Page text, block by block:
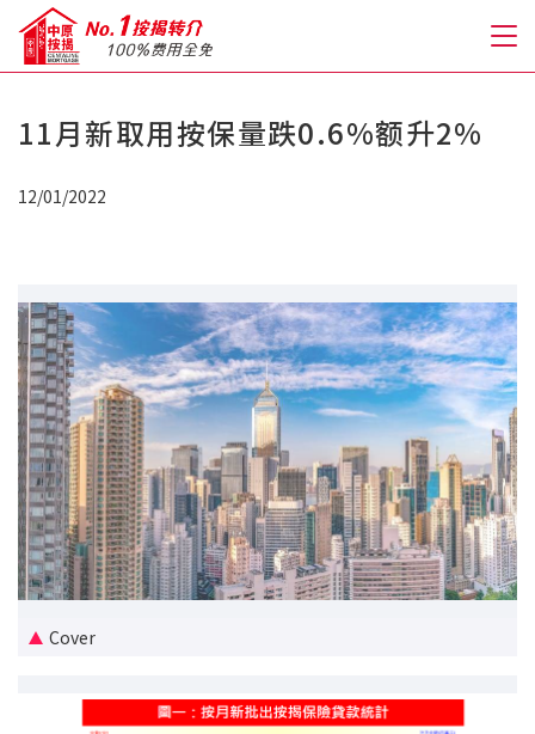
关于我们
免费房贷转介服务
免费开户转介服务
私人贷款
优惠礼遇
新盘优越按揭优惠
中原按揭标签优惠
11月新取用按保量跌0.6%额升2%
12/01/2022
Cover